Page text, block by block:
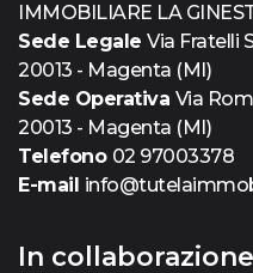
In
IMMOBILIARE LA
Sede Legale Via Fratelli
20013 - Magenta (MI)
Sede Operativa Via
20013 - Magenta (MI)
Telefono 02 97003378
E-mail